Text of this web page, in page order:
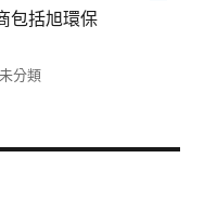
包括旭環保
分
未分類